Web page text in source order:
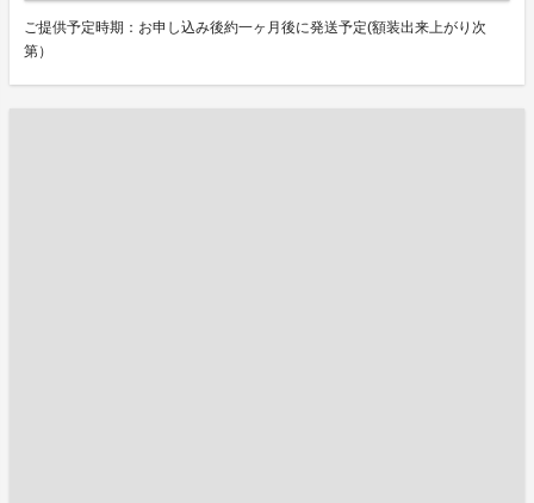
ご提供予定時期：お申し込み後約一ヶ月後に発送予定(額装出来上がり次
第）